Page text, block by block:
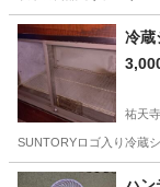
東京 練馬区 練
冷蔵
祐天
SUNTORYロゴ入り冷蔵
東京 目黒区 祐